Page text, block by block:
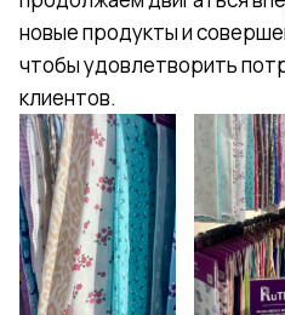
новые продукты и
чтобы удовлетворить
клиентов.